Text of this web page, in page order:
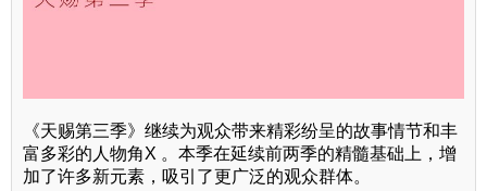
《天赐第三季》继续为观众带来精彩纷呈的故事情节和丰
富多彩的人物角X 。本季在延续前两季的精髓基础上，增
加了许多新元素，吸引了更广泛的观众群体。